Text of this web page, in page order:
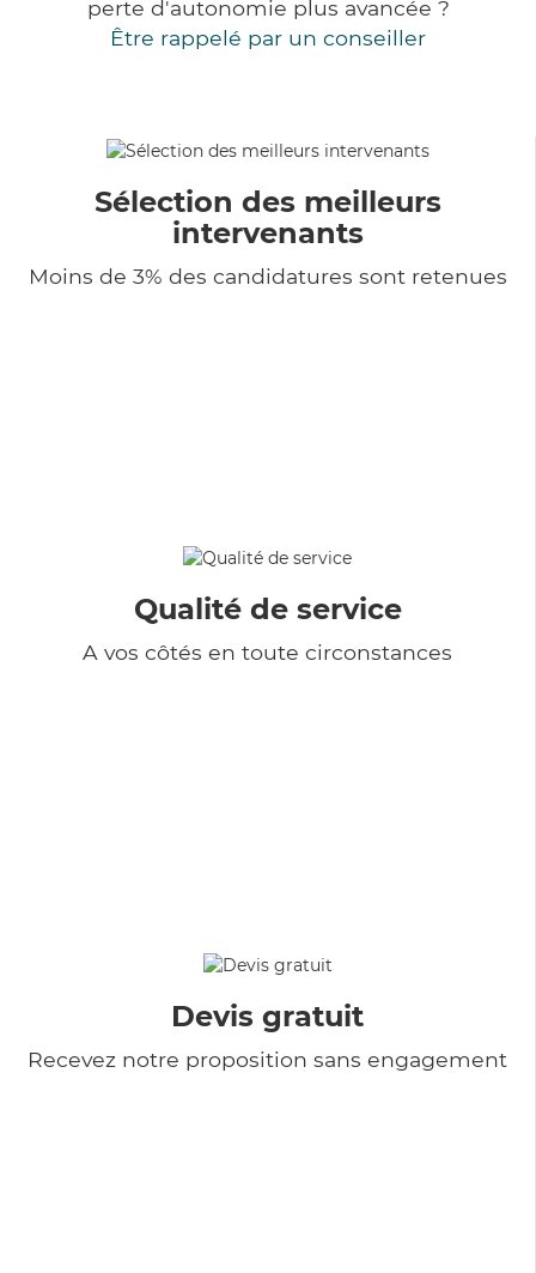
perte d'autonomie plus avancée ?
Être rappelé par un conseiller
Sélection des meilleurs
intervenants
Moins de 3% des candidatures sont retenues
Qualité de service
A vos côtés en toute circonstances
Devis gratuit
Recevez notre proposition sans engagement